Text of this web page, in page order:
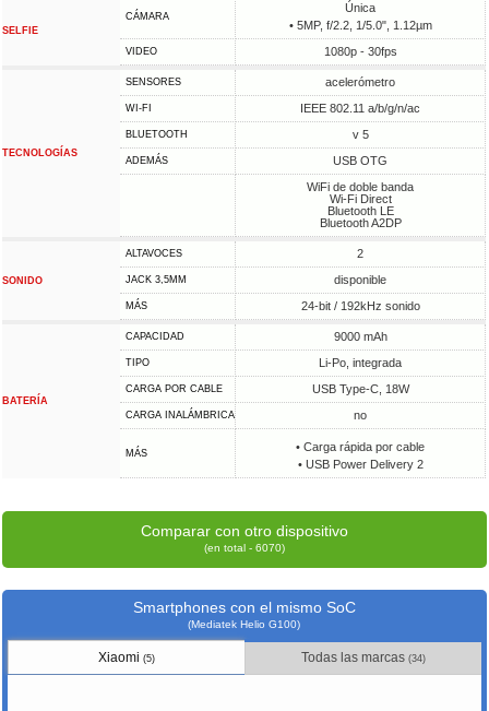
SELFIE
CÁMARA
Única
• 5MP, f/2.2, 1/5.0", 1.12µm
VIDEO 1080p - 30fps
TECNOLOGÍAS
SENSORES acelerómetro
WI-FI IEEE 802.11 a/b/g/n/ac
BLUETOOTH v 5
ADEMÁS
USB OTG
WiFi de doble banda
Wi-Fi Direct
Bluetooth LE
Bluetooth A2DP
SONIDO
ALTAVOCES 2
JACK 3,5MM disponible
MÁS 24-bit / 192kHz sonido
BATERÍA
CAPACIDAD 9000 mAh
TIPO Li-Po, integrada
CARGA POR CABLE USB Type-C, 18W
CARGA INALÁMBRICA no
MÁS
• Carga rápida por cable
• USB Power Delivery 2
Comparar con otro dispositivo
(en total - 6070)
Smartphones con el mismo SoC
(Mediatek Helio G100)
Xiaomi (5) Todas las marcas (34)